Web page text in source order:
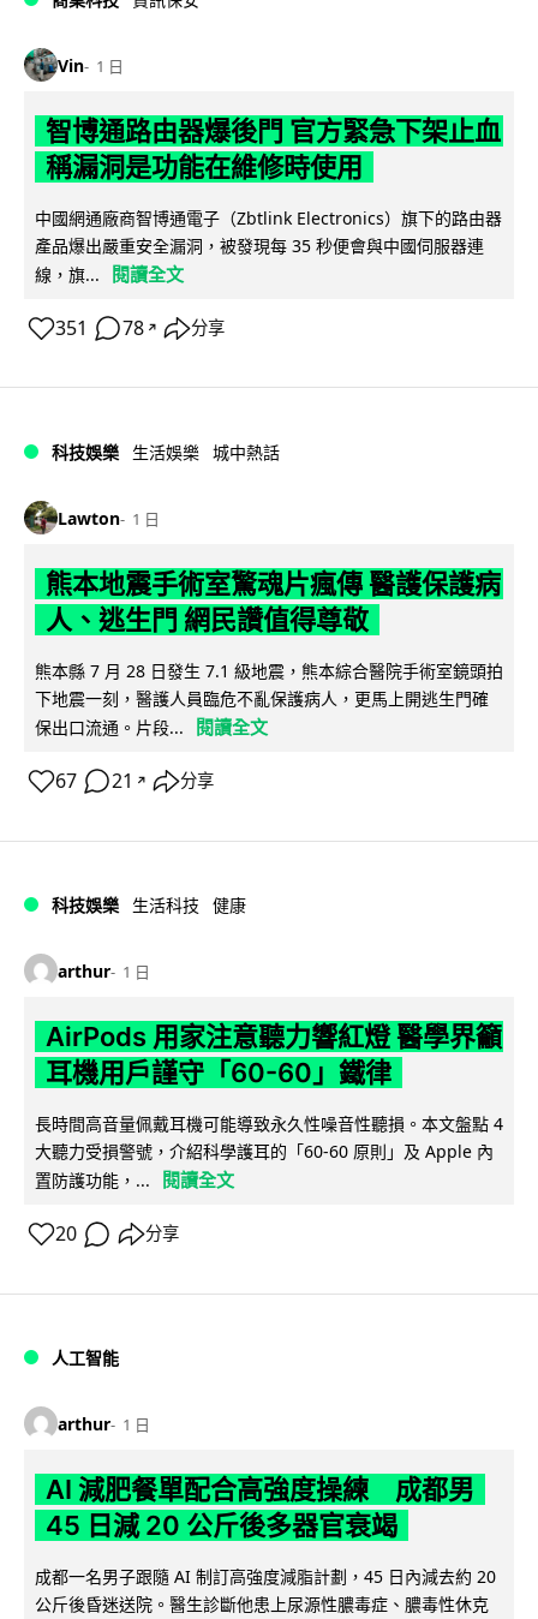
Vin 1 日
智博通路由器爆後門 官方緊急下架止血
稱漏洞是功能在維修時使用
中國網通廠商智博通電子（Zbtlink Electronics）旗下的路由器
產品爆出嚴重安全漏洞，被發現每 35 秒便會與中國伺服器連
線，旗...
閱讀全文
351 78 ↗ 分享
科技娛樂 生活娛樂 城中熱話
Lawton 1 日
熊本地震手術室驚魂片瘋傳 醫護保護病
人、逃生門 網民讚值得尊敬
熊本縣 7 月 28 日發生 7.1 級地震，熊本綜合醫院手術室鏡頭拍
下地震一刻，醫護人員臨危不亂保護病人，更馬上開逃生門確
保出口流通。片段...
閱讀全文
67 21 ↗ 分享
科技娛樂 生活科技 健康
arthur 1 日
AirPods 用家注意聽力響紅燈 醫學界籲
耳機用戶謹守「60-60」鐵律
長時間高音量佩戴耳機可能導致永久性噪音性聽損。本文盤點 4
大聽力受損警號，介紹科學護耳的「60-60 原則」及 Apple 內
置防護功能，...
閱讀全文
20 分享
人工智能
arthur 1 日
AI 減肥餐單配合高強度操練 成都男
45 日減 20 公斤後多器官衰竭
成都一名男子跟隨 AI 制訂高強度減脂計劃，45 日內減去約 20
公斤後昏迷送院。醫生診斷他患上尿源性膿毒症、膿毒性休克